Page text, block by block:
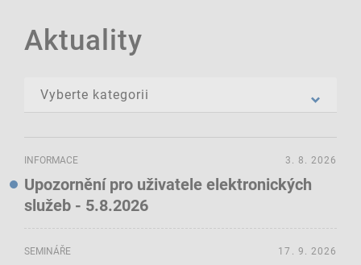
Aktuality
INFORMACE
Upozornění pro uživatele elektronických
služeb - 5.8.2026
3. 8. 2026
SEMINÁŘE 17. 9. 2026